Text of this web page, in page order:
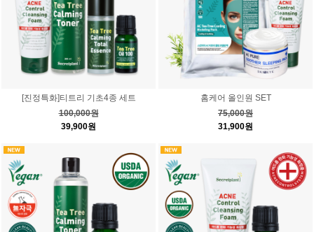
[진정특화]티트리 기초4종 세트
100,000원
39,900원
홈케어 올인원 SET
75,000원
31,900원